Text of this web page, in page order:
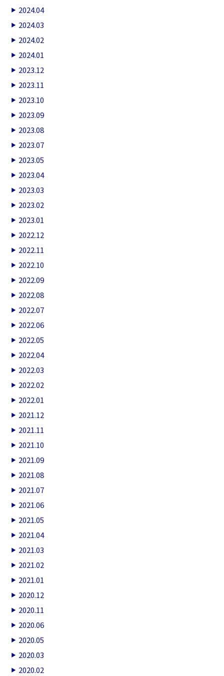
2024.04
2024.03
2024.02
2024.01
2023.12
2023.11
2023.10
2023.09
2023.08
2023.07
2023.05
2023.04
2023.03
2023.02
2023.01
2022.12
2022.11
2022.10
2022.09
2022.08
2022.07
2022.06
2022.05
2022.04
2022.03
2022.02
2022.01
2021.12
2021.11
2021.10
2021.09
2021.08
2021.07
2021.06
2021.05
2021.04
2021.03
2021.02
2021.01
2020.12
2020.11
2020.06
2020.05
2020.03
2020.02